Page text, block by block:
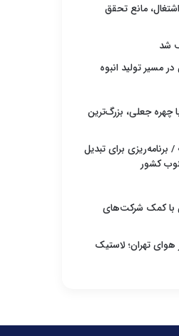
مانع تحقق
شد
مسیر تولید انبوه
دلاری با چهره جعلی، بزرگ‌ترین
برنامه‌ریزی برای تبدیل
کشور
با کمک شرکت‌های
هوای تهران؛ لاستیک